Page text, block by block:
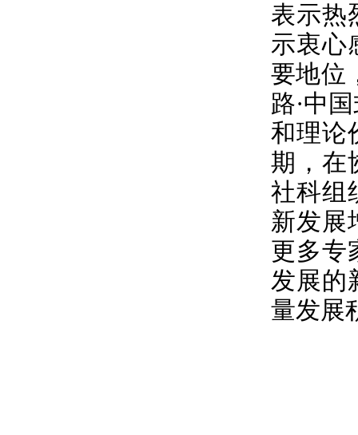
表示热
示衷心
要地位
路·中
和理论
期，在
社科组
新发展
更多专
发展的
量发展